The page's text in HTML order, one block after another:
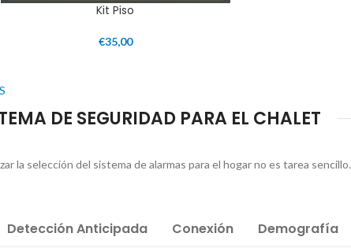
Kit Piso
€35,00
DE SEGURIDAD PARA EL CHALET
la selección del sistema de alarmas para el hogar no es tarea sencillo.
Detección Anticipada Conexión Demografía